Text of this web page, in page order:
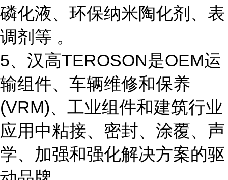
磷化液、环保纳米陶化剂、表
调剂等 。
5、汉高TEROSON是OEM运
输组件、车辆维修和保养
(VRM)、工业组件和建筑行业
应用中粘接、密封、涂覆、声
学、加强和强化解决方案的驱